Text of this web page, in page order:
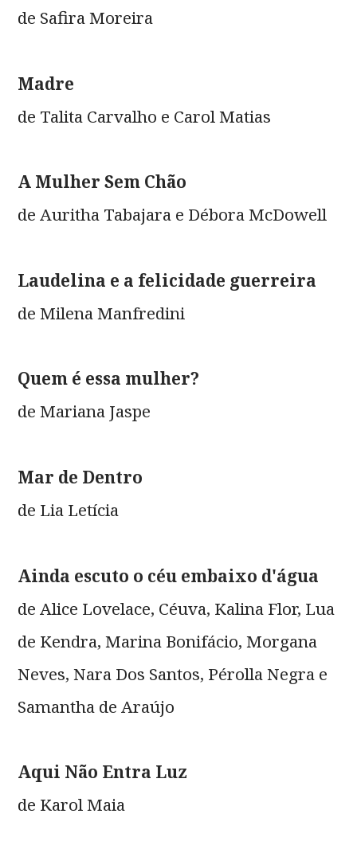
de Safira Moreira
Madre
de Talita Carvalho e Carol Matias
A Mulher Sem Chão
de Auritha Tabajara e Débora McDowell
Laudelina e a felicidade guerreira
de Milena Manfredini
Quem é essa mulher?
de Mariana Jaspe
Mar de Dentro
de Lia Letícia
Ainda escuto o céu embaixo d'água
de Alice Lovelace, Céuva, Kalina Flor, Lua
de Kendra, Marina Bonifácio, Morgana
Neves, Nara Dos Santos, Pérolla Negra e
Samantha de Araújo
Aqui Não Entra Luz
de Karol Maia